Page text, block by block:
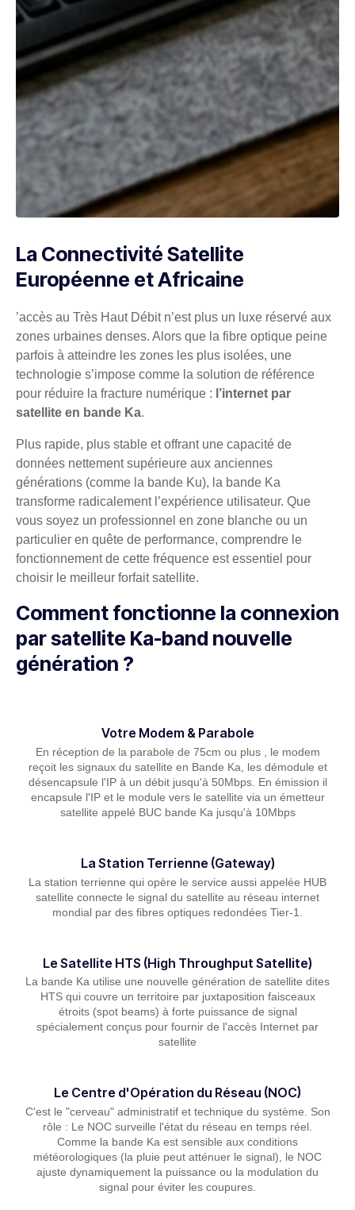
La Connectivité Satellite
Européenne et Africaine
’accès au Très Haut Débit n’est plus un luxe réservé aux
zones urbaines denses. Alors que la fibre optique peine
parfois à atteindre les zones les plus isolées, une
technologie s’impose comme la solution de référence
pour réduire la fracture numérique : l’internet par
satellite en bande Ka.
Plus rapide, plus stable et offrant une capacité de
données nettement supérieure aux anciennes
générations (comme la bande Ku), la bande Ka
transforme radicalement l’expérience utilisateur. Que
vous soyez un professionnel en zone blanche ou un
particulier en quête de performance, comprendre le
fonctionnement de cette fréquence est essentiel pour
choisir le meilleur forfait satellite.
Comment fonctionne la connexion
par satellite Ka-band nouvelle
génération ?
Votre Modem & Parabole
En réception de la parabole de 75cm ou plus , le modem
reçoit les signaux du satellite en Bande Ka, les démodule et
désencapsule l'IP à un débit jusqu'à 50Mbps. En émission il
encapsule l'IP et le module vers le satellite via un émetteur
satellite appelé BUC bande Ka jusqu'à 10Mbps
La Station Terrienne (Gateway)
La station terrienne qui opère le service aussi appelée HUB
satellite connecte le signal du satellite au réseau internet
mondial par des fibres optiques redondées Tier-1.
Le Satellite HTS (High Throughput Satellite)
La bande Ka utilise une nouvelle génération de satellite dites
HTS qui couvre un territoire par juxtaposition faisceaux
étroits (spot beams) à forte puissance de signal
spécialement conçus pour fournir de l'accès Internet par
satellite
Le Centre d'Opération du Réseau (NOC)
C'est le "cerveau" administratif et technique du système. Son
rôle : Le NOC surveille l'état du réseau en temps réel.
Comme la bande Ka est sensible aux conditions
météorologiques (la pluie peut atténuer le signal), le NOC
ajuste dynamiquement la puissance ou la modulation du
signal pour éviter les coupures.